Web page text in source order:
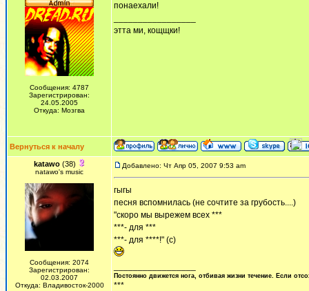
Сообщения: 4787
Зарегистрирован:
24.05.2005
Откуда: Мозгва
понаехали!
этта ми, кощщки!
Вернуться к началу
katawo(38)
natawo's music
Сообщения: 2074
Зарегистрирован:
02.03.2007
Откуда: Владивосток-2000
Добавлено: Чт Апр 05, 2007 9:53 am
гыгы
песня вспомнилась (не сочтите за грубость....)
"скоро мы вырежем всех ***
***- для ***
***- для ****!" (с)
Постоянно движется нога, отбивая жизни течение. Если
***